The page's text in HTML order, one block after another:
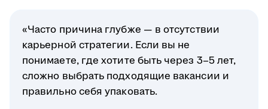
«Часто причина глубже — в отсутствии
карьерной стратегии. Если вы не
понимаете, где хотите быть через 3–5 лет,
сложно выбрать подходящие вакансии и
правильно себя упаковать.